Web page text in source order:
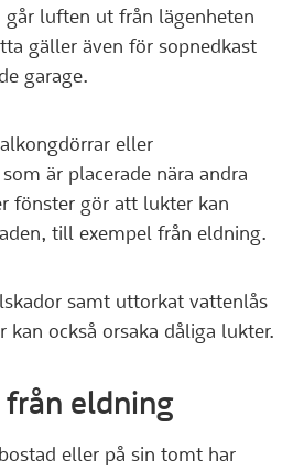
går luften ut från lägenheten
gäller även för sopnedkast
garage.
eller
är placerade nära andra
fönster gör att lukter kan
till exempel från eldning.
samt uttorkat vattenlås
kan också orsaka dåliga lukter.
eldning
eller på sin tomt har